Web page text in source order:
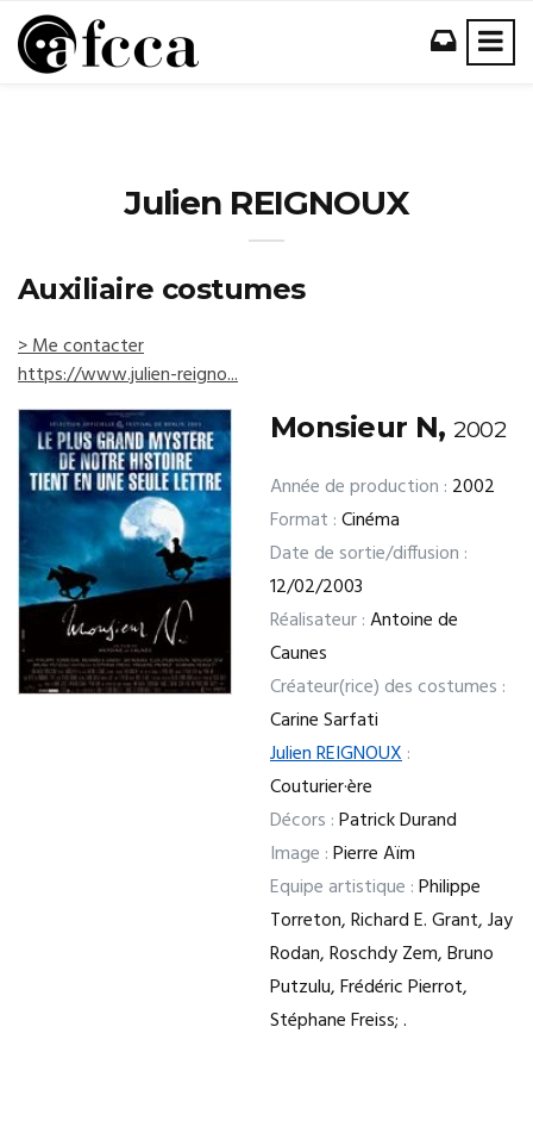
Julien REIGNOUX
Auxiliaire costumes
> Me contacter
https://www.julien-reigno...
Monsieur N,2002
Année de production : 2002
Format :Cinéma
Date de sortie/diffusion :
12/02/2003
Réalisateur :Antoine de
Caunes
Créateur(rice) des costumes :
Carine Sarfati
Julien REIGNOUX:
Couturier·ère
Décors :Patrick Durand
Image :Pierre Aïm
Equipe artistique :Philippe
Torreton, Richard E. Grant, Jay
Rodan, Roschdy Zem, Bruno
Putzulu, Frédéric Pierrot,
Stéphane Freiss; .